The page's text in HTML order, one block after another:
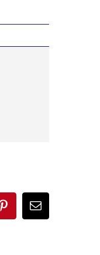
PinterestCorreo
electrónico